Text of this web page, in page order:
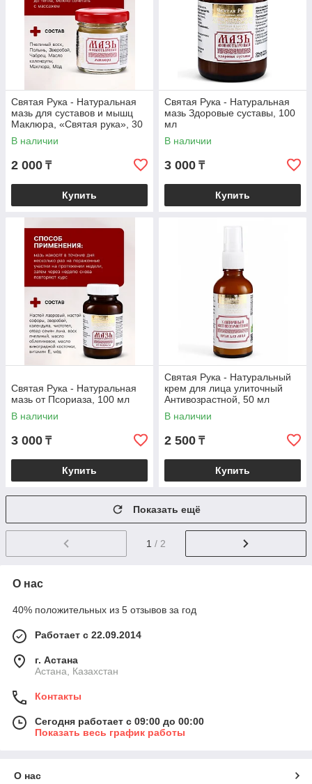
Святая Рука - Натуральная
мазь для суставов и мышц
Маклюра, «Святая рука», 30
мл
В наличии
2 000 ₸
Купить
Святая Рука - Натуральная
мазь Здоровые суставы, 100
мл
В наличии
3 000 ₸
Купить
Святая Рука - Натуральная
мазь от Псориаза, 100 мл
В наличии
3 000 ₸
Купить
Святая Рука - Натуральный
крем для лица улиточный
Антивозрастной, 50 мл
В наличии
2 500 ₸
Купить
Показать ещё
1 / 2
О нас
40% положительных из 5 отзывов за год
Работает с 22.09.2014
г. Астана
Астана, Казахстан
Контакты
Сегодня работает с 09:00 до 00:00
Показать весь график работы
О нас